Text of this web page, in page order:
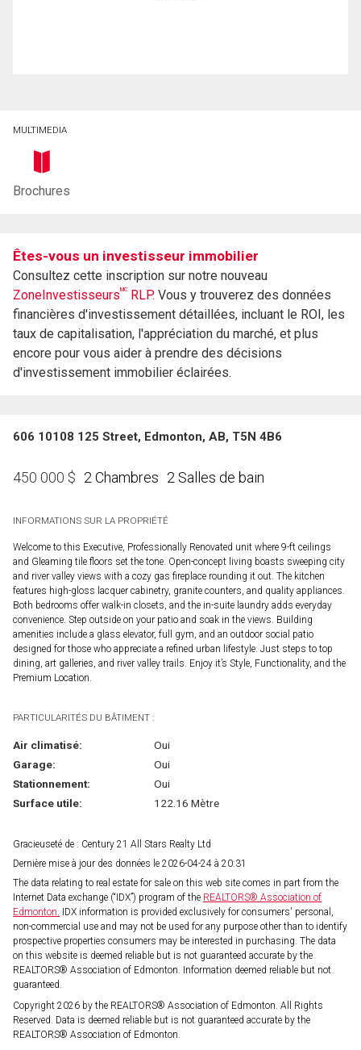
MULTIMEDIA
Brochures
Êtes-vous un investisseur immobilier
Consultez cette inscription sur notre nouveau
ZoneInvestisseursMC RLP. Vous y trouverez des données
financières d'investissement détaillées, incluant le ROI, les
taux de capitalisation, l'appréciation du marché, et plus
encore pour vous aider à prendre des décisions
d'investissement immobilier éclairées.
606 10108 125 Street, Edmonton, AB, T5N 4B6
450 000 $ 2 Chambres 2 Salles de bain
INFORMATIONS SUR LA PROPRIÉTÉ
Welcome to this Executive, Professionally Renovated unit where 9-ft ceilings
and Gleaming tile floors set the tone. Open-concept living boasts sweeping city
and river valley views with a cozy gas fireplace rounding it out. The kitchen
features high-gloss lacquer cabinetry, granite counters, and quality appliances.
Both bedrooms offer walk-in closets, and the in-suite laundry adds everyday
convenience. Step outside on your patio and soak in the views. Building
amenities include a glass elevator, full gym, and an outdoor social patio
designed for those who appreciate a refined urban lifestyle. Just steps to top
dining, art galleries, and river valley trails. Enjoy it’s Style, Functionality, and the
Premium Location.
PARTICULARITÉS DU BÂTIMENT :
Air climatisé:
Oui
Garage:
Oui
Stationnement:
Oui
Surface utile:
122.16 Mètre
Gracieuseté de : Century 21 All Stars Realty Ltd
Dernière mise à jour des données le 2026-04-24 à 20:31
The data relating to real estate for sale on this web site comes in part from the
Internet Data exchange (“IDX”) program of the REALTORS® Association of
Edmonton. IDX information is provided exclusively for consumers' personal,
non-commercial use and may not be used for any purpose other than to identify
prospective properties consumers may be interested in purchasing. The data
on this website is deemed reliable but is not guaranteed accurate by the
REALTORS® Association of Edmonton. Information deemed reliable but not
guaranteed.
Copyright 2026 by the REALTORS® Association of Edmonton. All Rights
Reserved. Data is deemed reliable but is not guaranteed accurate by the
REALTORS® Association of Edmonton.